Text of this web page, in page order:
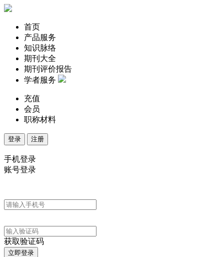
首页
产品服务
知识脉络
期刊大全
期刊评价报告
学者服务
充值
会员
职称材料
登录 注册
手机登录
账号登录
获取验证码
立即登录